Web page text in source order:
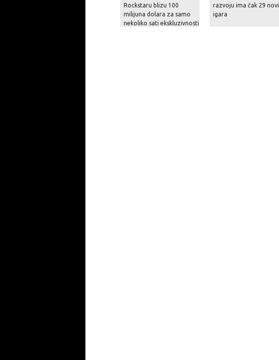
Rockstaru blizu 100
milijuna dolara za samo
nekoliko sati ekskluzivnosti
razvoju ima čak 29
igara